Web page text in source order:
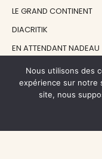
LE GRAND CONTINENT
DIACRITIK
EN ATTENDANT NADEAU
NOS SOUTIENS
Nous utilisons des
expérience sur notre
site, nous